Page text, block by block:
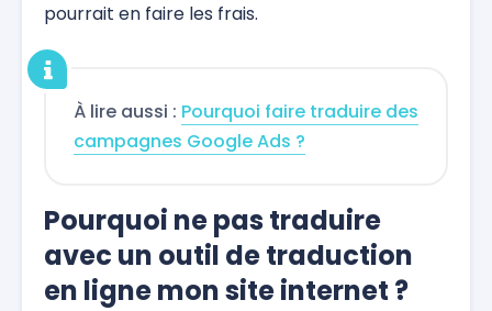
pourrait en faire les frais.
À lire aussi : Pourquoi faire traduire des
campagnes Google Ads ?
Pourquoi ne pas traduire
avec un outil de traduction
en ligne mon site internet ?